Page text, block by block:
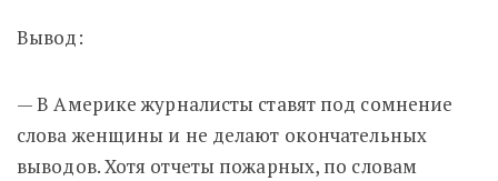
Вывод:
— В Америке журналисты ставят под сомнение
слова женщины и не делают окончательных
выводов. Хотя отчеты пожарных, по словам